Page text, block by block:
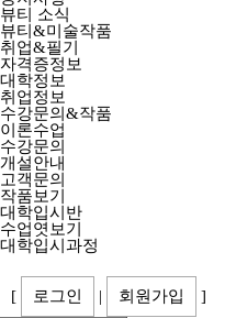
뷰티 소식
뷰티&미술작품
취업&필기
자격증정보
대학정보
취업정보
수강문의&작품
이론수업
수강문의
개설안내
고객문의
작품보기
대학입시반
수업엿보기
대학입시과정
[ 로그인 | 회원가입 ]